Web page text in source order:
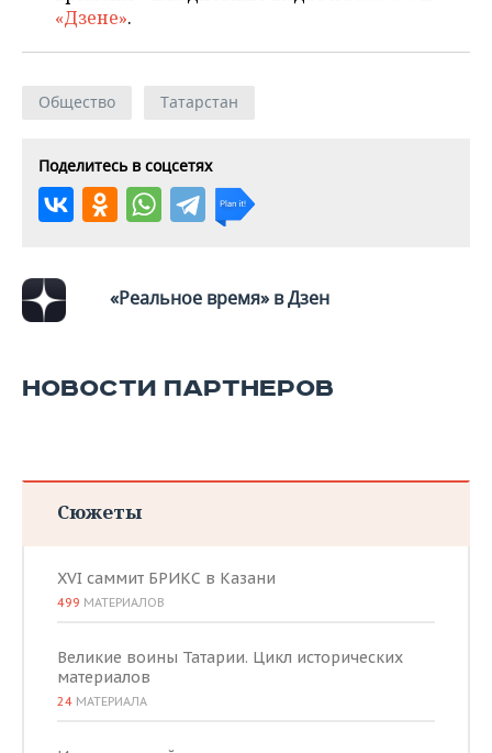
«Дзене».
Общество Татарстан
Поделитесь в соцсетях
«Реальное время» в Дзен
НОВОСТИ ПАРТНЕРОВ
Сюжеты
XVI саммит БРИКС в Казани
499 МАТЕРИАЛОВ
Великие воины Татарии. Цикл исторических
материалов
24 МАТЕРИАЛА